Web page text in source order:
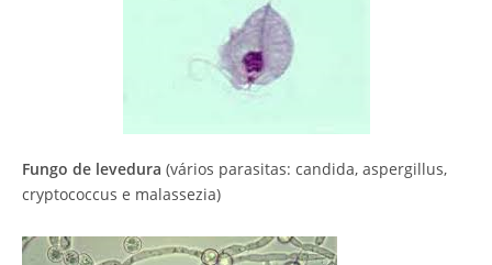
Fungo de levedura (vários parasitas: candida, aspergillus,
cryptococcus e malassezia)